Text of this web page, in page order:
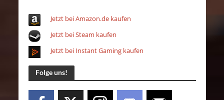
Jetzt bei Amazon.de kaufen
Jetzt bei Steam kaufen
Jetzt bei Instant Gaming kaufen
Folge uns!